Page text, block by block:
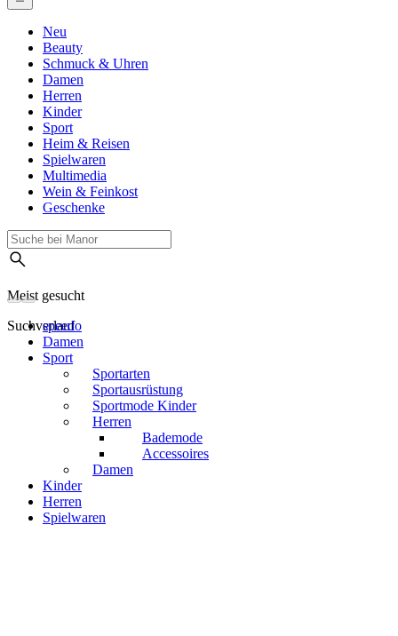
Neu
Beauty
Schmuck & Uhren
Damen
Herren
Kinder
Sport
Heim & Reisen
Spielwaren
Multimedia
Wein & Feinkost
Geschenke
Meist gesucht
Suchverlauf
speedo
Damen
Sport
Sportarten
Sportausrüstung
Sportmode Kinder
Herren
Bademode
Accessoires
Damen
Kinder
Herren
Spielwaren